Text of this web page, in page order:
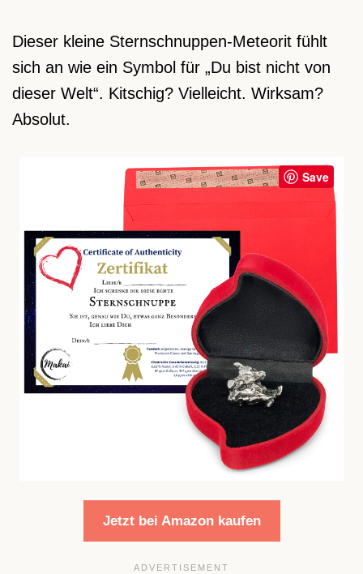
Dieser kleine Sternschnuppen-Meteorit fühlt
sich an wie ein Symbol für „Du bist nicht von
dieser Welt“. Kitschig? Vielleicht. Wirksam?
Absolut.
Save
Jetzt bei Amazon kaufen